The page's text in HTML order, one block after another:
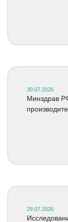
30.07.2026
Минздрав
29.07.2026